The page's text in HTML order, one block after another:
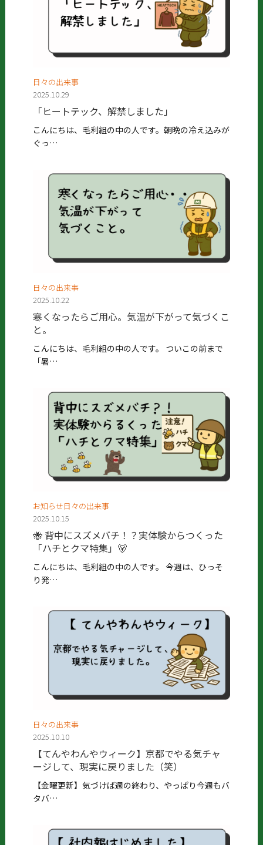
日々の出来事
2025.10.29
「ヒートテック、解禁しました」
こんにちは、毛利組の中の人です。朝晩の冷え込みが
ぐっ…
日々の出来事
2025.10.22
寒くなったらご用心。気温が下がって気づくこ
と。
こんにちは、毛利組の中の人です。 ついこの前まで
「暑…
お知らせ日々の出来事
2025.10.15
🐝 背中にスズメバチ！？実体験からつくった
「ハチとクマ特集」🐻
こんにちは、毛利組の中の人です。 今週は、ひっそ
り発…
日々の出来事
2025.10.10
【てんやわんやウィーク】京都でやる気チャ
ージして、現実に戻りました（笑）
【金曜更新】気づけば週の終わり、やっぱり今週もバ
タバ…